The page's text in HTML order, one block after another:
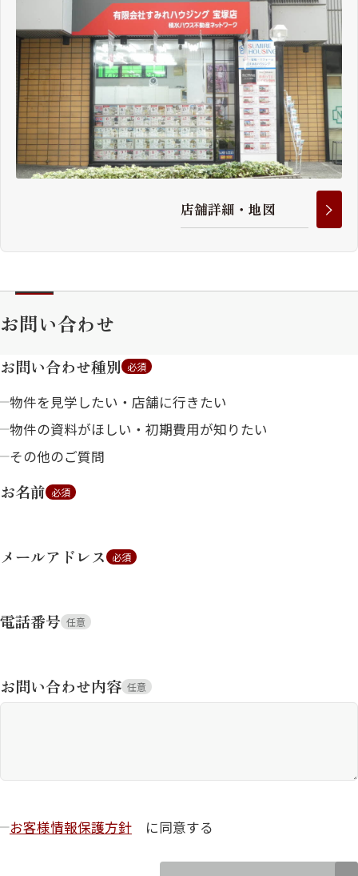
店舗詳細 ・地図
お問い合わせ
お問い合わせ種別 必須
物件を見学したい・店舗に行きたい
物件の資料がほしい・初期費用が知りたい
その他のご質問
お名前 必須
メールアドレス 必須
電話番号 任意
お問い合わせ内容 任意
お客様情報保護方針 に同意する